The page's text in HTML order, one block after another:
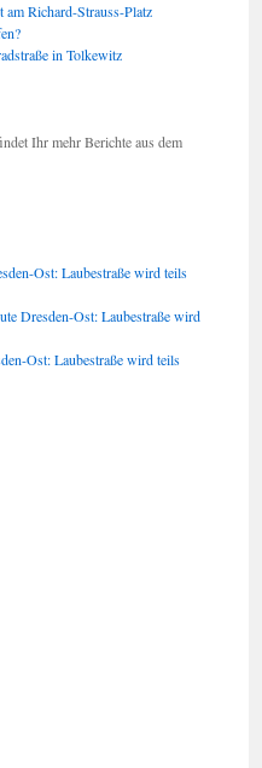
Richard-Strauss-Platz
in Tolkewitz
Ihr mehr Berichte aus dem
Ost: Laubestraße wird teils
Dresden-Ost: Laubestraße wird
Ost: Laubestraße wird teils